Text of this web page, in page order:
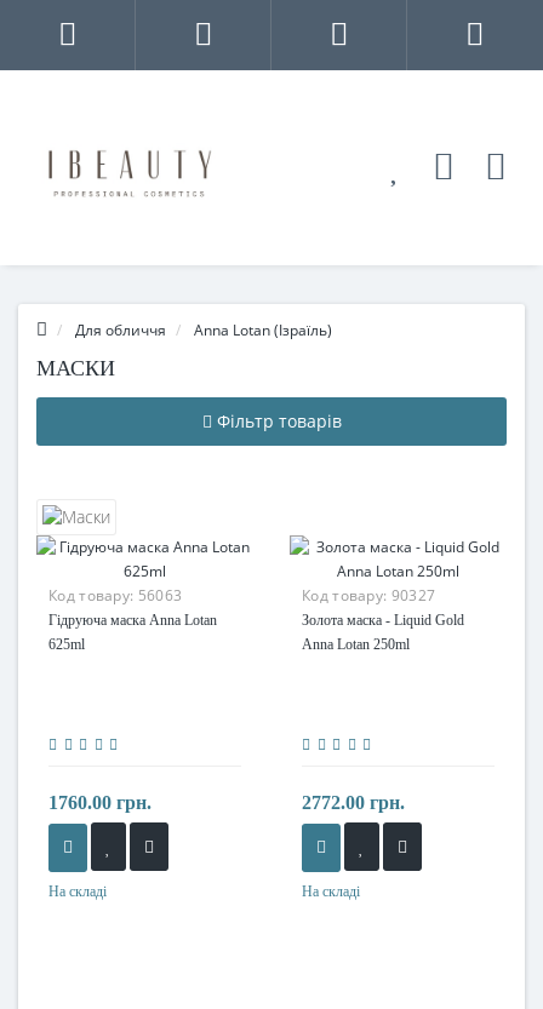
Для обличчя Anna Lotan (Ізраїль)
МАСКИ
Фільтр товарів
Код товару: 56063
Гідруюча маска Anna Lotan
625ml
1760.00 грн.
На складі
Код товару: 90327
Золота маска - Liquid Gold
Anna Lotan 250ml
2772.00 грн.
На складі